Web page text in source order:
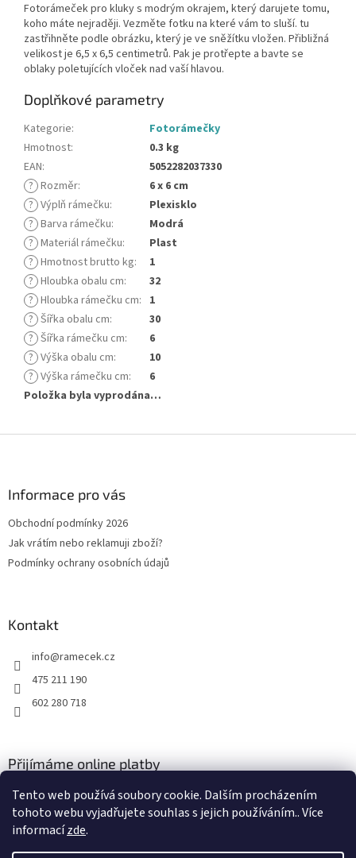
Tento web používá soubory cookie. Dalším procházením
tohoto webu vyjadřujete souhlas s jejich používáním.. Více
informacízde.
Fotorámeček pro kluky s modrým okrajem, který darujete tomu,
koho máte nejraději. Vezměte fotku na které vám to sluší. tu
zastřihněte podle obrázku, který je ve sněžítku vložen. Přibližná
velikost je 6,5 x 6,5 centimetrů. Pak je protřepte a bavte se
oblaky poletujících vloček nad vaší hlavou.
Doplňkové parametry
Kategorie:
Fotorámečky
Hmotnost:
0.3 kg
EAN:
5052282037330
? Rozměr:
6 x 6 cm
? Výplň rámečku:
Plexisklo
? Barva rámečku:
Modrá
? Materiál rámečku:
Plast
? Hmotnost brutto kg:
1
? Hloubka obalu cm:
32
? Hloubka rámečku cm: 1
? Šířka obalu cm:
30
? Šířka rámečku cm:
6
? Výška obalu cm:
10
? Výška rámečku cm:
6
Položka byla vyprodána…
Informace pro vás
Obchodní podmínky 2026
Jak vrátím nebo reklamuji zboží?
Podmínky ochrany osobních údajů
Kontakt
info@ramecek.cz
475 211 190
602 280 718
Přijímáme online platby